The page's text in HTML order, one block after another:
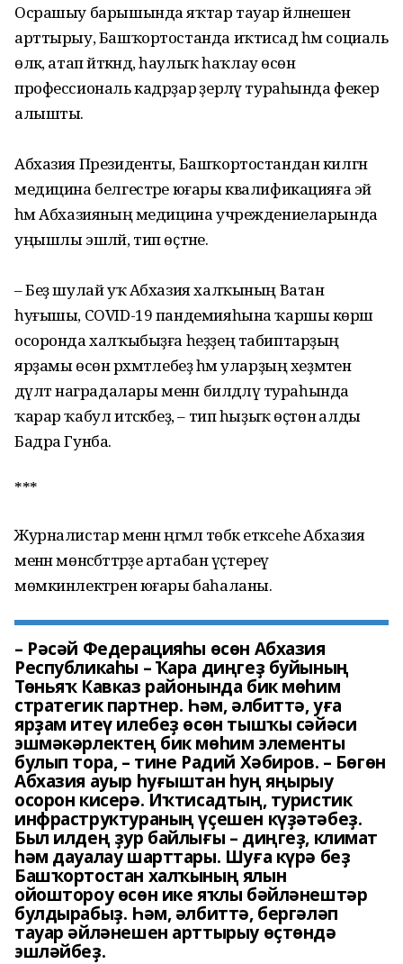
Осрашыу барышында яҡтар тауар әйләнешен
арттырыу, Башҡортостанда иҡтисад һәм социаль
өлкә, атап әйткәндә, һаулыҡ һаҡлау өсөн
профессиональ кадрҙар әҙерләү тураһында фекер
алышты.
Абхазия Президенты, Башҡортостандан килгән
медицина белгестәре юғары квалификацияға эйә
һәм Абхазияның медицина учреждениеларында
уңышлы эшләй, тип өҫтәне.
– Беҙ шулай уҡ Абхазия халҡының Ватан
һуғышы, COVID-19 пандемияһына ҡаршы көрәш
осоронда халҡыбыҙға һеҙҙең табиптарҙың
ярҙамы өсөн рәхмәтлебеҙ һәм уларҙың хеҙмәтен
дәүләт наградалары менән билдәләү тураһында
ҡарар ҡабул итәсәкбеҙ, – тип һыҙыҡ өҫтөнә алды
Бадра Гунба.
***
Журналистар менән әңгәмәлә төбәк етәксеһе Абхазия
менән мөнәсәбәттәрҙе артабан үҫтереү
мөмкинлектәрен юғары баһаланы.
– Рәсәй Федерацияһы өсөн Абхазия
Республикаһы – Ҡара диңгеҙ буйының
Төньяҡ Кавказ районында бик мөһим
стратегик партнер. Һәм, әлбиттә, уға
ярҙам итеү илебеҙ өсөн тышҡы сәйәси
эшмәкәрлектең бик мөһим элементы
булып тора, – тине Радий Хәбиров. – Бөгөн
Абхазия ауыр һуғыштан һуң яңырыу
осорон кисерә. Иҡтисадтың, туристик
инфраструктураның үҫешен күҙәтәбеҙ.
Был илдең ҙур байлығы – диңгеҙ, климат
һәм дауалау шарттары. Шуға күрә беҙ
Башҡортостан халҡының ялын
ойоштороу өсөн ике яҡлы бәйләнештәр
булдырабыҙ. Һәм, әлбиттә, бергәләп
тауар әйләнешен арттырыу өҫтөндә
эшләйбеҙ.